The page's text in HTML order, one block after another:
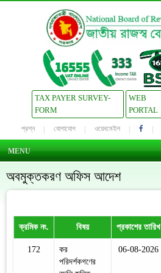
TAX PAYER SURVEY-
FORM
WEB
PORTAL
প্রশ্ন যোগাযোগ ওয়েবমেইল
MENU
অবমুক্তকরণ অফিস আদেশ
ক্রমিক নং. বিষয় প্রকাশের তারিখ
172
কর
পরিদর্শকগণের
06-08-2026